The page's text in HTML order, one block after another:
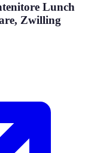
Lunch
Zwilling